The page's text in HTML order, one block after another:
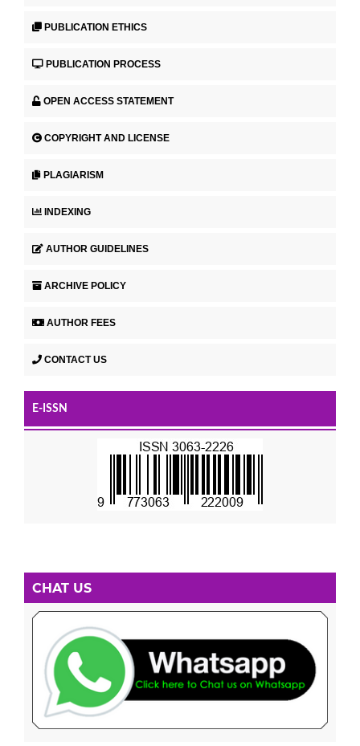
PUBLICATION ETHICS
PUBLICATION PROCESS
OPEN ACCESS STATEMENT
COPYRIGHT AND LICENSE
PLAGIARISM
INDEXING
AUTHOR GUIDELINES
ARCHIVE POLICY
AUTHOR FEES
CONTACT US
E-ISSN
CHAT US